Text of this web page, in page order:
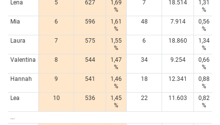
Lena
5 627
1,69
%
7 18.514
1,31
%
Mia
6 596
1,61
%
48 7.914
0,56
%
Laura
7 575
1,55
%
6 18.860
1,34
%
Valentina
8 544
1,47
%
34 9.254
0,66
%
Hannah
9 541
1,46
%
18 12.341
0,88
%
Lea
10 536
1,45
%
22 11.603
0,82
%
...